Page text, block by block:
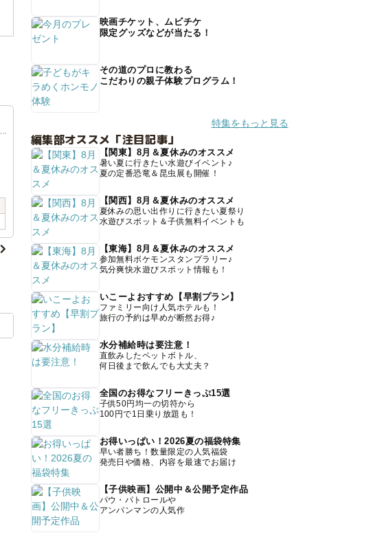
映画チケット、ムビチケ
限定グッズなどが当たる！
その道のプロに教わる
こだわりの親子体験プログラム！
特集をもっと見る
編集部オススメ「注目記事」
【関東】8月＆夏休みのオススメ
暑い夏に行きたい水遊びイベント♪
夏の定番恐竜＆昆虫展も開催！
【関西】8月＆夏休みのオススメ
夏休みの思い出作りに行きたい夏祭り
水遊びスポット＆子供無料イベントも
【東海】8月＆夏休みのオススメ
参加無料ポケモンスタンプラリー♪
気分爽快水遊びスポット情報も！
いこーよおすすめ【早割プラン】
ファミリー向け人気ホテルも！
旅行の予約は早めが断然お得♪
水分補給時は要注意！
直飲みしたペットボトル、
何日後まで飲んでも大丈夫？
全国のお得なフリーきっぷ15選
子供50円均一の切符から
100円で1日乗り放題も！
お得いっぱい！2026夏の福袋特集
早い者勝ち！数量限定の人気福袋
発売日や価格、内容を最速でお届け
【子供映画】公開中＆公開予定作品
パウ・パトロールや
アンパンマンの人気作